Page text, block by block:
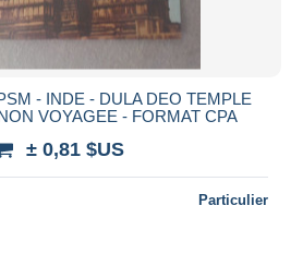
- INDE - DULA DEO TEMPLE
VOYAGEE - FORMAT CPA
± 0,81 $US
Particulier